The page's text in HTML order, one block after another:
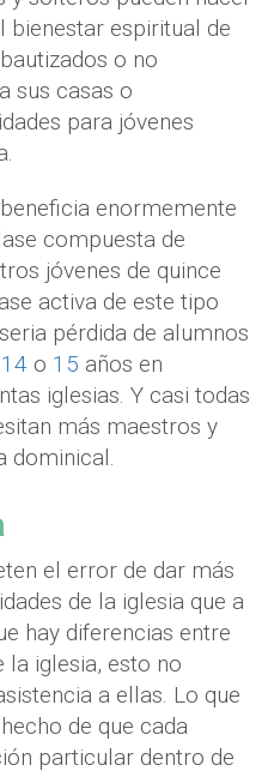
espiritual de
o no
sus casas o
para jóvenes
enormemente
compuesta de
jóvenes de quince
activa de este tipo
pérdida de alumnos
o 15 años en
iglesias. Y casi todas
más maestros y
dominical.
el error de dar más
de la iglesia que a
hay diferencias entre
la iglesia, esto no
a ellas. Lo que
de que cada
particular dentro de